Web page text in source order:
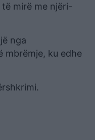
mirë me njëri-
nga
mbrëmje, ku edhe